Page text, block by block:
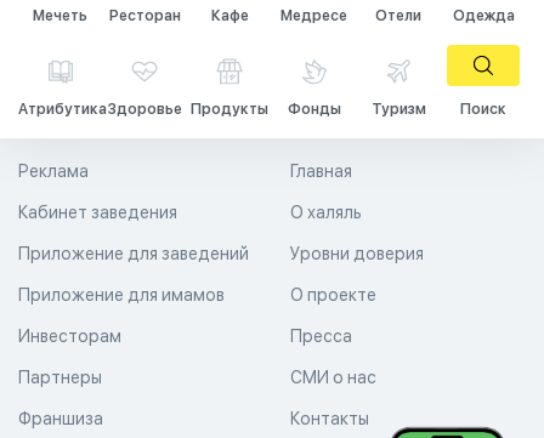
Мечеть Ресторан Кафе Медресе Отели Одежда
АтрибутикаЗдоровье Продукты Фонды Туризм Поиск
Главная
О халяль
Уровни доверия
Реклама
Кабинет заведения
Приложение для заведений
Приложение для имамов О проекте
Пресса
СМИ о нас
Контакты
Инвесторам
Партнеры
Франшиза